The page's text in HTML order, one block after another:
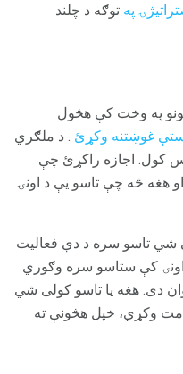
په توګه د چلند
په وخت کې هڅول
غوښتنه وکړئ . د ملګري
کول. اجازه راکړئ چې
او هغه څه چې تاسو یې د اونۍ
شي تاسو سره د دې فعالیت
کې ستاسو سره وګوري
دی. هغه یا تاسو کولی شي
وکړي، خپل هڅونې ته